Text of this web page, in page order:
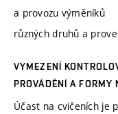
a provozu výměníků
různých druhů a
VYMEZENÍ
PROVÁDĚNÍ A FORMY
Účast na cvičeních je